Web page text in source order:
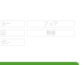
ター
フェア
整備
ポン